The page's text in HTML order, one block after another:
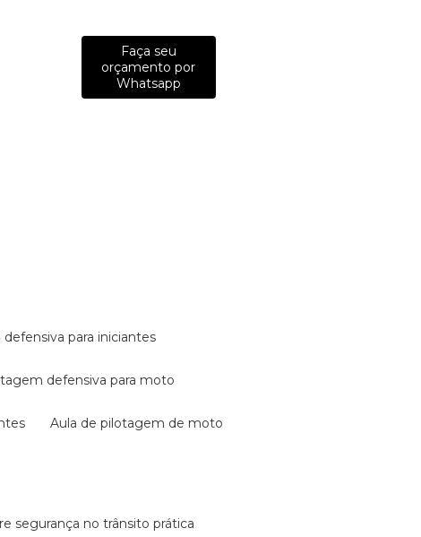
Faça seu
orçamento por
Whatsapp
defensiva para iniciantes
defensiva para moto
aula de pilotagem de moto
segurança no trânsito prática